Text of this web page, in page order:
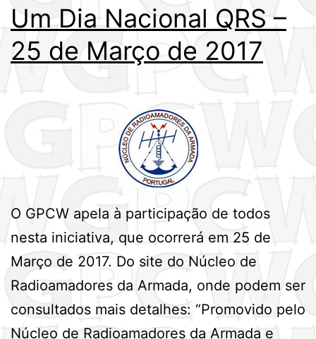
Um Dia Nacional QRS –
25 de Março de 2017
O GPCW apela à participação de todos
nesta iniciativa, que ocorrerá em 25 de
Março de 2017. Do site do Núcleo de
Radioamadores da Armada, onde podem ser
consultados mais detalhes: “Promovido pelo
Núcleo de Radioamadores da Armada e